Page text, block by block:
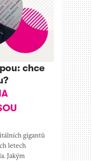
chce
gigantů
letech
Jakým